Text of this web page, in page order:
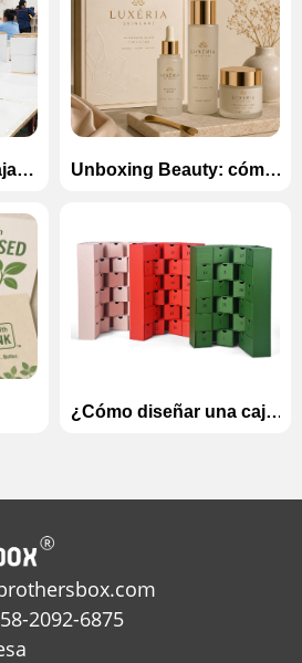
Unboxing Beauty: cómo
la piel
¿Cómo diseñar una caja
navideña?
2092-6875